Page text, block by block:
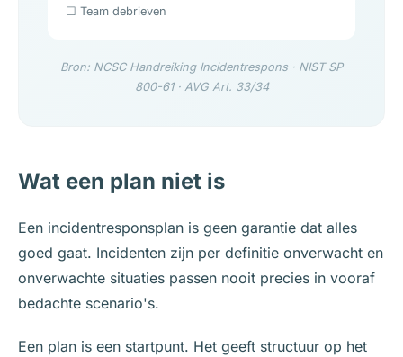
☐ Team debrieven
Bron: NCSC Handreiking Incidentrespons · NIST SP
800-61 · AVG Art. 33/34
Wat een plan niet is
Een incidentresponsplan is geen garantie dat alles
goed gaat. Incidenten zijn per definitie onverwacht en
onverwachte situaties passen nooit precies in vooraf
bedachte scenario's.
Een plan is een startpunt. Het geeft structuur op het